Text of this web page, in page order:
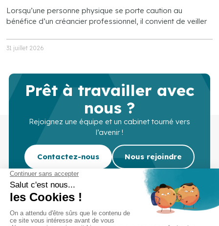
Lorsqu’une personne physique se porte caution au
bénéfice d’un créancier professionnel, il convient de veiller
31 juillet 2026
Prêt à travailler avec
nous ?
Rejoignez une équipe et un cabinet tourné vers
l’avenir !
Contactez-nous Nous rejoindre